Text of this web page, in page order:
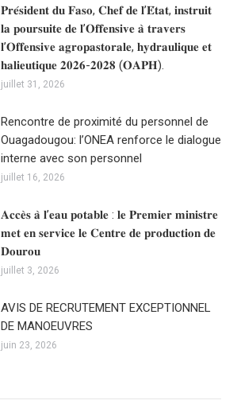
𝐏𝐫𝐞́𝐬𝐢𝐝𝐞𝐧𝐭 𝐝𝐮 𝐅𝐚𝐬𝐨, 𝐂𝐡𝐞𝐟 𝐝𝐞 𝐥’𝐄́𝐭𝐚𝐭, 𝐢𝐧𝐬𝐭𝐫𝐮𝐢𝐭
𝐥𝐚 𝐩𝐨𝐮𝐫𝐬𝐮𝐢𝐭𝐞 𝐝𝐞 𝐥’𝐎𝐟𝐟𝐞𝐧𝐬𝐢𝐯𝐞 𝐚̀ 𝐭𝐫𝐚𝐯𝐞𝐫𝐬
𝐥’𝐎𝐟𝐟𝐞𝐧𝐬𝐢𝐯𝐞 𝐚𝐠𝐫𝐨𝐩𝐚𝐬𝐭𝐨𝐫𝐚𝐥𝐞, 𝐡𝐲𝐝𝐫𝐚𝐮𝐥𝐢𝐪𝐮𝐞 𝐞𝐭
𝐡𝐚𝐥𝐢𝐞𝐮𝐭𝐢𝐪𝐮𝐞 𝟐𝟎𝟐𝟔-𝟐𝟎𝟐𝟖 (𝐎𝐀𝐏𝐇).
juillet 31, 2026
Rencontre de proximité du personnel de
Ouagadougou: l’ONEA renforce le dialogue
interne avec son personnel
juillet 16, 2026
𝐀𝐜𝐜𝐞̀𝐬 𝐚̀ 𝐥’𝐞𝐚𝐮 𝐩𝐨𝐭𝐚𝐛𝐥𝐞 : 𝐥𝐞 𝐏𝐫𝐞𝐦𝐢𝐞𝐫 𝐦𝐢𝐧𝐢𝐬𝐭𝐫𝐞
𝐦𝐞𝐭 𝐞𝐧 𝐬𝐞𝐫𝐯𝐢𝐜𝐞 𝐥𝐞 𝐂𝐞𝐧𝐭𝐫𝐞 𝐝𝐞 𝐩𝐫𝐨𝐝𝐮𝐜𝐭𝐢𝐨𝐧 𝐝𝐞
𝐃𝐨𝐮𝐫𝐨𝐮
juillet 3, 2026
AVIS DE RECRUTEMENT EXCEPTIONNEL
DE MANOEUVRES
juin 23, 2026